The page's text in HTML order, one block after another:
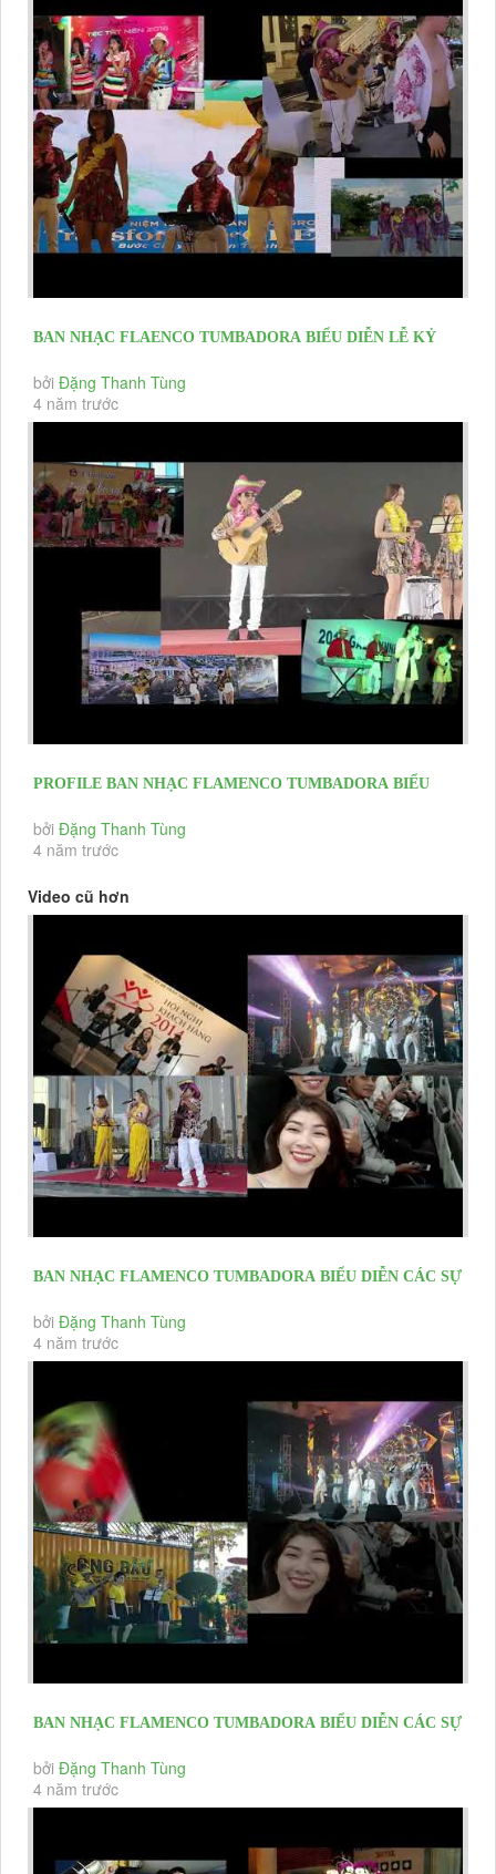
BAN NHẠC FLAENCO TUMBADORA BIỂU DIỄN LỄ KỶ
NIỆM 10 THÀNH LẬP THẮNG...
bởi Đặng Thanh Tùng
4 năm trước
PROFILE BAN NHẠC FLAMENCO TUMBADORA BIỂU
DIỄN CÁC SỰ KIỆN GIỚI...
bởi Đặng Thanh Tùng
4 năm trước
Video cũ hơn
BAN NHẠC FLAMENCO TUMBADORA BIỂU DIỄN CÁC SỰ
KIỆN KHAI TRƯƠNG, HỘI...
bởi Đặng Thanh Tùng
4 năm trước
BAN NHẠC FLAMENCO TUMBADORA BIỂU DIỄN CÁC SỰ
KIỆN KHAI TRƯƠNG, HỘI...
bởi Đặng Thanh Tùng
4 năm trước